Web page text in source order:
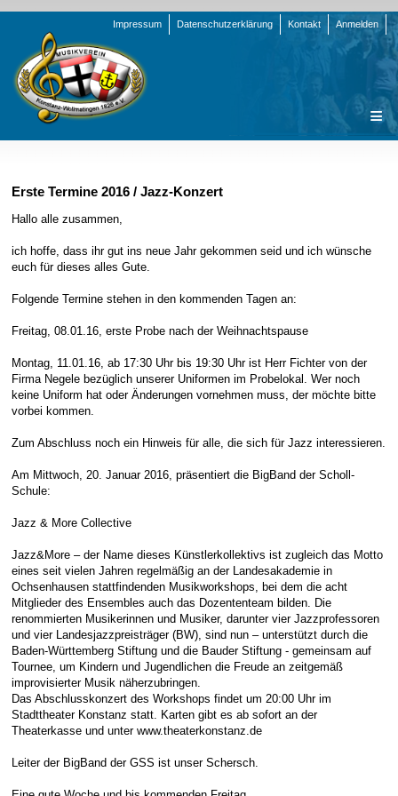
Navigation
Impressum Datenschutzerklärung Kontakt Anmelden
Verein
Vorstand
Team Jugend
Funktionsträger
Satzung/Ordnungen
Formulare
Orchester
Stammorchester
Jugendkapelle
Instrumenten-Serie
Nachrichten
Startseite
Stammorchester
Jugendkapelle
Interne Infos
Newsletter
E-Mail Strato
HiDrive Strato
Termine
Presse
Jahr 2000 - 2004
Jahr 2005 - 2009
Jahr 2010 - 2014
Jahr 2015 - 2019
Jahr 2020 bis
Geschichte
Bilder
Stammorchester
Jugendausbildung
Chronik
Vorstände
Dirigenten
Sponsoren
Erste Termine 2016 / Jazz-Konzert
Hallo alle zusammen,
ich hoffe, dass ihr gut ins neue Jahr gekommen seid und ich wünsche
euch für dieses alles Gute.
Folgende Termine stehen in den kommenden Tagen an:
Freitag, 08.01.16, erste Probe nach der Weihnachtspause
Montag, 11.01.16, ab 17:30 Uhr bis 19:30 Uhr ist Herr Fichter von der
Firma Negele bezüglich unserer Uniformen im Probelokal. Wer noch
keine Uniform hat oder Änderungen vornehmen muss, der möchte bitte
vorbei kommen.
Zum Abschluss noch ein Hinweis für alle, die sich für Jazz interessieren.
Am Mittwoch, 20. Januar 2016, präsentiert die BigBand der Scholl-
Schule:
Jazz & More Collective
Jazz&More – der Name dieses Künstlerkollektivs ist zugleich das Motto
eines seit vielen Jahren regelmäßig an der Landesakademie in
Ochsenhausen stattfindenden Musikworkshops, bei dem die acht
Mitglieder des Ensembles auch das Dozententeam bilden. Die
renommierten Musikerinnen und Musiker, darunter vier Jazzprofessoren
und vier Landesjazzpreisträger (BW), sind nun – unterstützt durch die
Baden-Württemberg Stiftung und die Bauder Stiftung - gemeinsam auf
Tournee, um Kindern und Jugendlichen die Freude an zeitgemäß
improvisierter Musik näherzubringen.
Das Abschlusskonzert des Workshops findet um 20:00 Uhr im
Stadttheater Konstanz statt. Karten gibt es ab sofort an der
Theaterkasse und unter www.theaterkonstanz.de
Leiter der BigBand der GSS ist unser Schersch.